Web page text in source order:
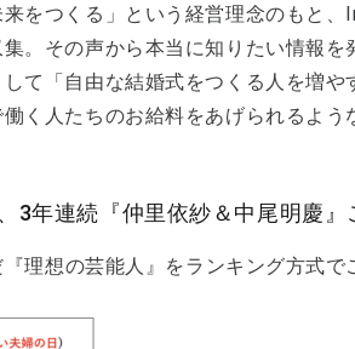
をつくる」という経営理念のもと
。その声から本当に知りたい情報
て「自由な結婚式をつくる人を増
く人たちのお給料をあげられるよ
3年連続『仲里依紗＆中尾明慶』
理想の芸能人』をランキング方式で